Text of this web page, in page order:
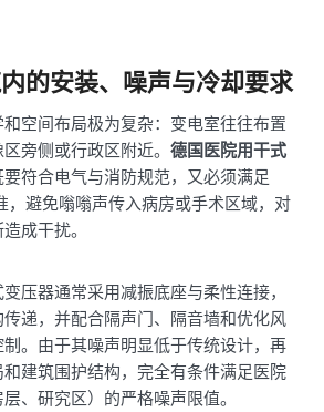
的安装、噪声与冷却要求
空间布局极为复杂：变电室往往布置
旁侧或行政区附近。 德国医院用干式
符合电气与消防规范，又必须满足
，避免嗡嗡声传入病房或手术区域，对
成干扰。
压器通常采用减振底座与柔性连接，
递，并配合隔声门、隔音墙和优化风
。由于其噪声明显低于传统设计，再
建筑围护结构，完全有条件满足医院
、研究区）的严格噪声限值。